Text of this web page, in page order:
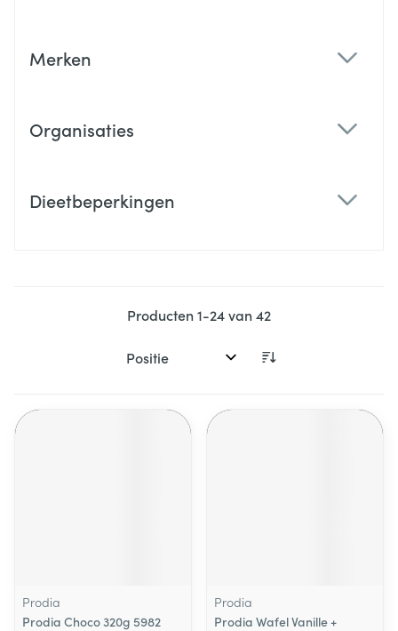
Merken
Organisaties
Dieetbeperkingen
Producten1-24van42
Sorteer op:
Prodia
Prodia Choco 320g 5982
Prodia
Prodia Wafel Vanille +